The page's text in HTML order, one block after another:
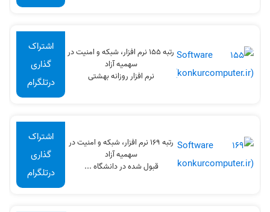
رتبه 155 نرم افزار، شبکه و امنیت در
سهميه آزاد
نرم افزار روزانه بهشتی
اشتراک
گذاری
درتلگرام
رتبه 169 نرم افزار، شبکه و امنیت در
سهميه آزاد
قبول شده در دانشگاه ...
اشتراک
گذاری
درتلگرام